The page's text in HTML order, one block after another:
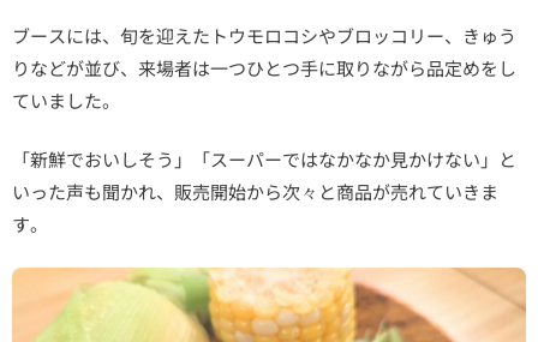
ブースには、旬を迎えたトウモロコシやブロッコリー、きゅう
りなどが並び、来場者は一つひとつ手に取りながら品定めをし
ていました。
「新鮮でおいしそう」「スーパーではなかなか見かけない」と
いった声も聞かれ、販売開始から次々と商品が売れていきま
す。